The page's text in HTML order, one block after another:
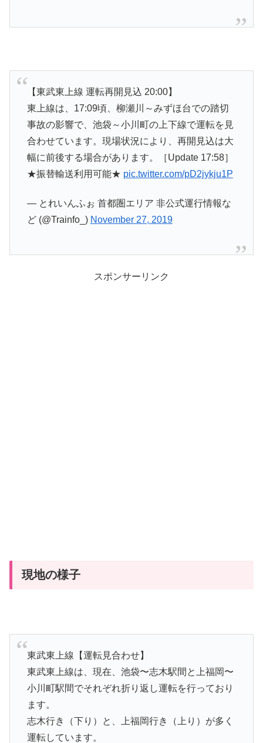
【東武東上線 運転再開見込 20:00】
東上線は、17:09頃、柳瀬川～みずほ台での踏切
事故の影響で、池袋～小川町の上下線で運転を見
合わせています。現場状況により、再開見込は大
幅に前後する場合があります。［Update 17:58］
★振替輸送利用可能★ pic.twitter.com/pD2jykju1P
— とれいんふぉ 首都圏エリア 非公式運行情報な
ど (@Trainfo_) November 27, 2019
スポンサーリンク
現地の様子
東武東上線【運転見合わせ】
東武東上線は、現在、池袋〜志木駅間と上福岡〜
小川町駅間でそれぞれ折り返し運転を行っており
ます。
志木行き（下り）と、上福岡行き（上り）が多く
運転しています。